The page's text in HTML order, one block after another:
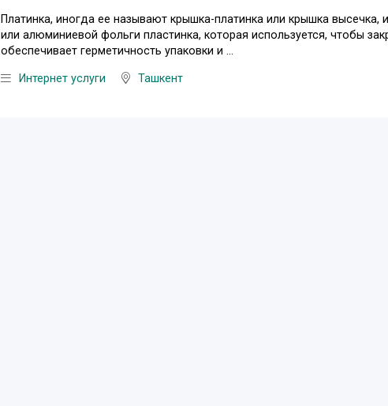
Платинка, иногда ее называют крышка-платинка или крышка
или алюминиевой фольги пластинка, которая используется, чтобы
обеспечивает герметичность упаковки и ...
Интернет услуги Ташкент